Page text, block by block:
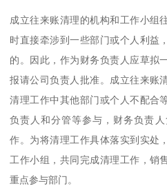
成立往来账清理的机构和工作小组
时直接牵涉到一些部门或个人利益
的。因此，作为财务负责人应草拟
报请公司负责人批准。成立往来账
清理工作中其他部门或个人不配合
负责人和分管等参与，财务负责
作。为将清理工作具体落实到实处
工作小组，共同完成清理工作，销
重点参与部门。